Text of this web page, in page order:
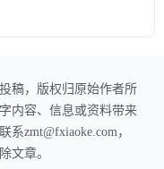
稿，版权归原始作者所
内容、信息或资料带来
zmt@fxiaoke.com，
文章。